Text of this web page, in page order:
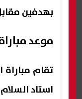
بهدفين
موعد
تقام مباراة